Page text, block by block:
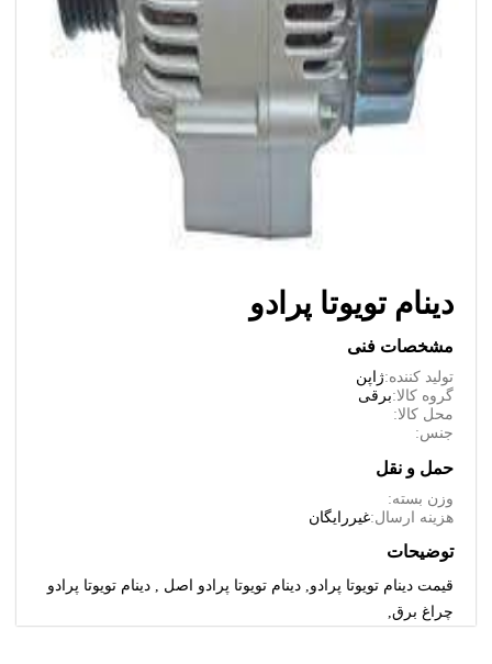
دینام تویوتا پرادو
مشخصات فنی
تولید کننده:ژاپن
گروه کالا:برقی
محل کالا:
جنس:
حمل و نقل
وزن بسته:
هزینه ارسال:غیررایگان
توضیحات
قیمت دینام تویوتا پرادو, دینام تویوتا پرادو اصل , دینام تویوتا پرادو
چراغ برق,